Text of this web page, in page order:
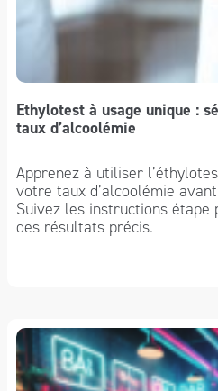
Ethylotest à usage unique :
taux d’alcoolémie
Apprenez à utiliser
votre taux d’alcoolémie
Suivez les instructions
des résultats précis.